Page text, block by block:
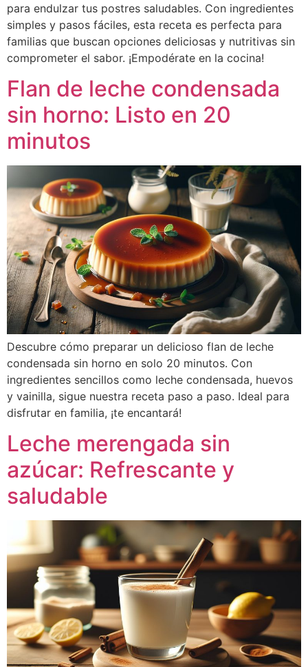
para endulzar tus postres saludables. Con ingredientes
simples y pasos fáciles, esta receta es perfecta para
familias que buscan opciones deliciosas y nutritivas sin
comprometer el sabor. ¡Empodérate en la cocina!
Flan de leche condensada
sin horno: Listo en 20
minutos
Descubre cómo preparar un delicioso flan de leche
condensada sin horno en solo 20 minutos. Con
ingredientes sencillos como leche condensada, huevos
y vainilla, sigue nuestra receta paso a paso. Ideal para
disfrutar en familia, ¡te encantará!
Leche merengada sin
azúcar: Refrescante y
saludable